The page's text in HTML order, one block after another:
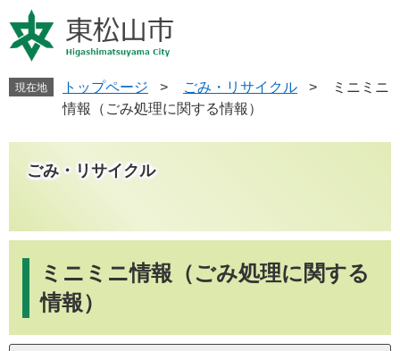
ー
ジ
す
ニ
ュ
し
現在地 トップページ > ごみ・リサイクル >
ミニミニ
情報（ごみ処理に関する情報）
ごみ・リサイクル
ミニミニ情報（ごみ処理に関する
情報）